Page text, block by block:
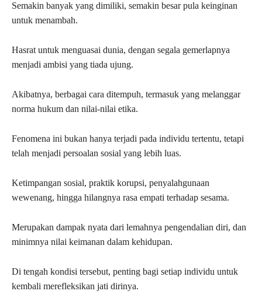
Semakin banyak yang dimiliki, semakin besar pula keinginan
untuk menambah.
Hasrat untuk menguasai dunia, dengan segala gemerlapnya
menjadi ambisi yang tiada ujung.
Akibatnya, berbagai cara ditempuh, termasuk yang melanggar
norma hukum dan nilai-nilai etika.
Fenomena ini bukan hanya terjadi pada individu tertentu, tetapi
telah menjadi persoalan sosial yang lebih luas.
Ketimpangan sosial, praktik korupsi, penyalahgunaan
wewenang, hingga hilangnya rasa empati terhadap sesama.
Merupakan dampak nyata dari lemahnya pengendalian diri, dan
minimnya nilai keimanan dalam kehidupan.
Di tengah kondisi tersebut, penting bagi setiap individu untuk
kembali merefleksikan jati dirinya.